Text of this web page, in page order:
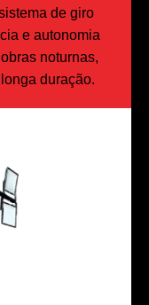
de giro
e autonomia
noturnas,
duração.